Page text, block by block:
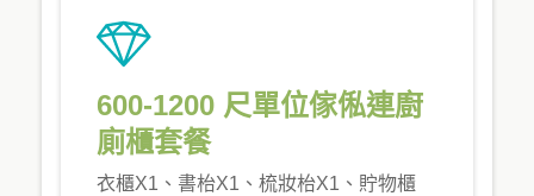
600-1200 尺單位傢俬連廚
廁櫃套餐
衣櫃X1、書枱X1、梳妝枱X1、貯物櫃